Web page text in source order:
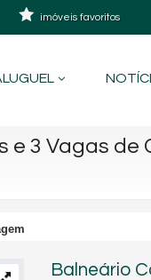
imóveis favoritos
e 3 Vagas de
Balneário